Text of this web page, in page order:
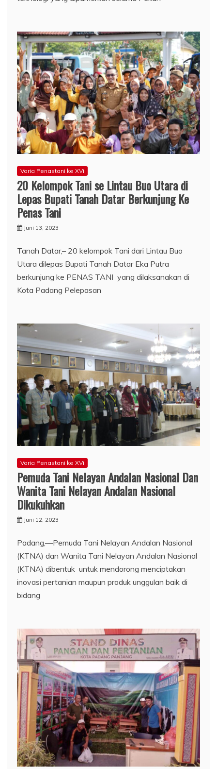
Varia Penastani ke XVi
20 Kelompok Tani se Lintau Buo Utara di
Lepas Bupati Tanah Datar Berkunjung Ke
Penas Tani
Juni 13, 2023
Tanah Datar,– 20 kelompok Tani dari Lintau Buo
Utara dilepas Bupati Tanah Datar Eka Putra
berkunjung ke PENAS TANI yang dilaksanakan di
Kota Padang Pelepasan
Varia Penastani ke XVi
Pemuda Tani Nelayan Andalan Nasional Dan
Wanita Tani Nelayan Andalan Nasional
Dikukuhkan
Juni 12, 2023
Padang,—Pemuda Tani Nelayan Andalan Nasional
(KTNA) dan Wanita Tani Nelayan Andalan Nasional
(KTNA) dibentuk untuk mendorong menciptakan
inovasi pertanian maupun produk unggulan baik di
bidang